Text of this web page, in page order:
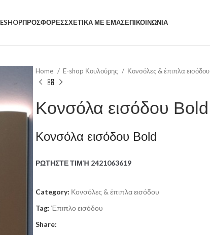
ESHOPΠΡΟΣΦΟΡΕΣΣΧΕΤΙΚΑ ΜΕ ΕΜΑΣΕΠΙΚΟΙΝΩΝΙΑ
Home E-shop Κουλούρης Κονσόλες & έπιπλα εισόδου
Κονσόλα εισόδου Bold
Κονσόλα εισόδου Bold
ΡΩΤΗΣΤΕ ΤΙΜΉ 2421063619
Category: Κονσόλες & έπιπλα εισόδου
Tag: Έπιπλο εισόδου
Share: